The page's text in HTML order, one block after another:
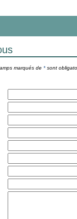
marqués de * sont